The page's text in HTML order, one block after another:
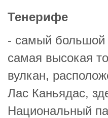
Тенерифе
- самый большой
самая высокая
вулкан,
Лас Каньядас,
Национальный